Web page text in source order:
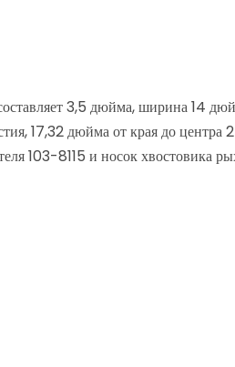
3,5 дюйма, ширина 14
17,32 дюйма от края до центра
103-8115 и носок хвостовика